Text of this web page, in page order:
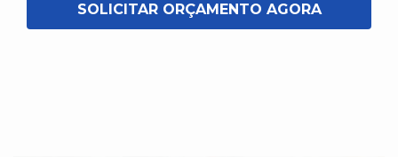
SOLICITAR ORÇAMENTO AGORA